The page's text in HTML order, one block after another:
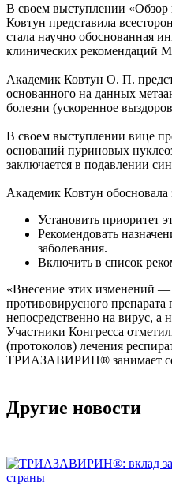
В своем выступлении «Обзор
Ковтун представила
стала научно обоснованная
клинических рекомендаций
Академик Ковтун О. П.
основанного на данных
болезни (ускоренное
В своем выступлении вице
оснований пуриновых
заключается в подавлении
Академик Ковтун
Установить приоритет
Рекомендовать
заболевания.
Включить в список
«Внесение этих изменений
противовирусного
непосредственно на вирус, а
Участники Конгресса
(протоколов) лечения
ТРИАЗАВИРИН® занимает
Другие новости
страны